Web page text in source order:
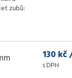
zubů:
130 kč
s DPH